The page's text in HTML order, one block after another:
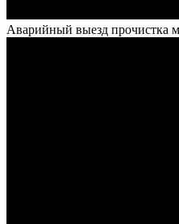
Аварийный выезд прочистка